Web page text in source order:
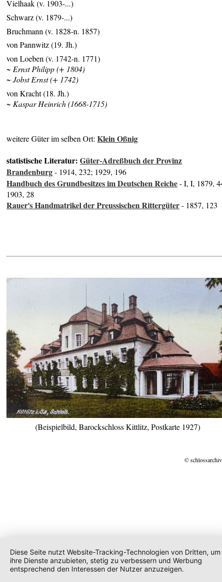
Vielhaak (v. 1903-...)
Schwarz (v. 1879-...)
Bruchmann (v. 1828-n. 1857)
von Pannwitz (19. Jh.)
von Loeben (v. 1742-n. 1771)
~ Ernst Philipp (+ 1804)
~ Jobst Ernst (+ 1742)
von Kracht (18. Jh.)
~ Kaspar Heinrich (1668-1715)
weitere Güter im selben Ort:Klein Oßnig
statistische Literatur:Güter-Adreßbuch der Provinz
Brandenburg- 1914, 232; 1929, 196
Handbuch des Grundbesitzes im Deutschen Reiche- I, I, 1879,
1903, 28
Rauer's Handmatrikel der Preussischen Rittergüter- 1857, 123
(Beispielbild, Barockschloss Kittlitz, Postkarte 1927)
©
Diese Seite nutzt Website-Tracking-Technologien von Dritten, um
ihre Dienste anzubieten, stetig zu verbessern und Werbung
entsprechend den Interessen der Nutzer anzuzeigen.